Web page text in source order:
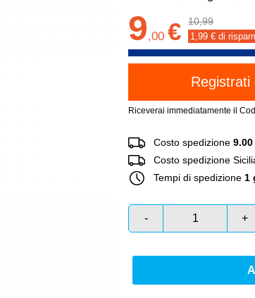
9,00 € 10,99
1,99 € di
Riceverai immediatamente il
Costo spedizione 9.00
Costo spedizione
Tempi di spedizione 1
- +